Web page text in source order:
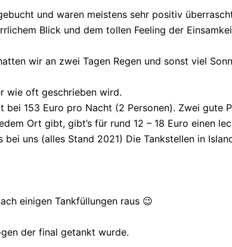
und waren meistens sehr positiv
Blick und dem tollen Feeling der
wir an zwei Tagen Regen und sonst viel
wie oft geschrieben wird.
153 Euro pro Nacht (2 Personen). Zwei gute
Ort gibt, gibt’s für rund 12 – 18 Euro einen
uns (alles Stand 2021) Die Tankstellen in
einigen Tankfüllungen raus 😉
der final getankt wurde.